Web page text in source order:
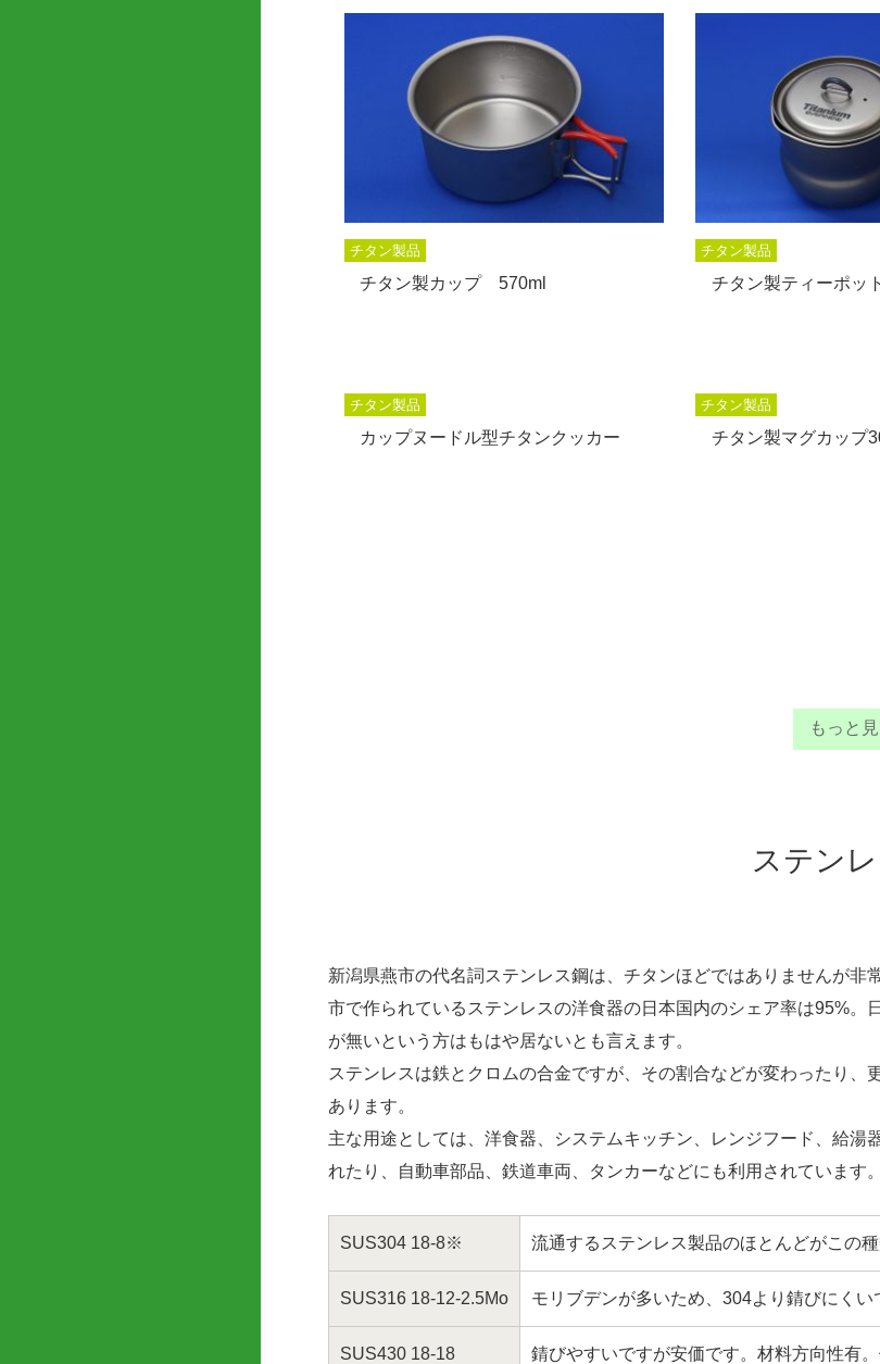
チタン製品
チタン製カップ 570ml
チタン製品
チタン製ティーポッ
チタン製品
カップヌードル型チタンクッカー
チタン製品
チタン製マグカップ
もっと
ステン
新潟県燕市の代名詞ステンレス鋼は、チタンほどではありませんが非
市で作られているステンレスの洋食器の日本国内のシェア率は95%。
が無いという方はもはや居ないとも言えます。
ステンレスは鉄とクロムの合金ですが、その割合などが変わったり
あります。
主な用途としては、洋食器、システムキッチン、レンジフード、給
れたり、自動車部品、鉄道車両、タンカーなどにも利用されています。
SUS304 18-8※ 流通するステンレス製品のほとんどがこの
SUS316 18-12-2.5Mo モリブデンが多いため、304より錆びにくい
SUS430 18-18
錆びやすいですが安価です。材料方向性有